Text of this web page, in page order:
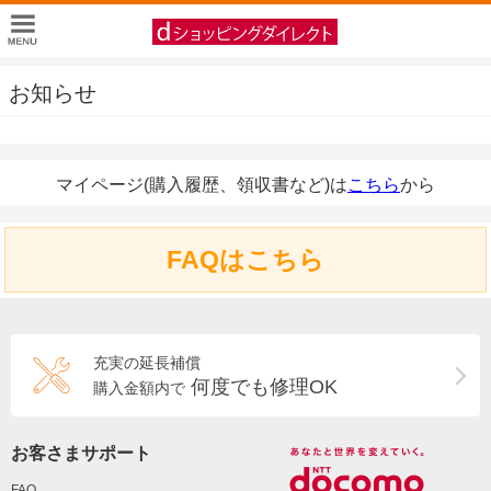
お知らせ
マイページ(購入履歴、領収書など)はこちらから
FAQはこちら
充実の延長補償
購入金額内で 何度でも修理OK
お客さまサポート